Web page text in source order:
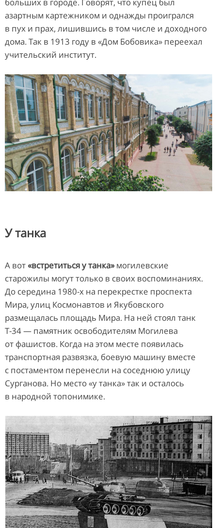
азартным картежником и однажды проигрался
в пух и прах, лишившись в том числе и доходного
дома. Так в 1913 году в «Дом Бобовика» переехал
учительский институт.
У танка
А вот«встретиться у танка»могилевские
старожилы могут только в своих воспоминаниях.
До середина 1980-х на перекрестке проспекта
Мира, улиц Космонавтов и Якубовского
размещалась площадь Мира. На ней стоял танк
Т-34 — памятник освободителям Могилева
от фашистов. Когда на этом месте появилась
транспортная развязка, боевую машину вместе
с постаментом перенесли на соседнюю улицу
Сурганова. Но место «у танка» так и осталось
в народной топонимике.